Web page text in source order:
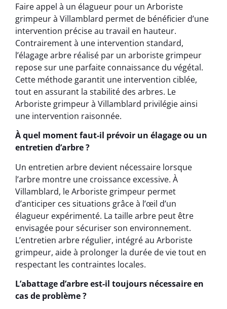
Faire appel à un élagueur pour un Arboriste
grimpeur à Villamblard permet de bénéficier d’une
intervention précise au travail en hauteur.
Contrairement à une intervention standard,
l’élagage arbre réalisé par un arboriste grimpeur
repose sur une parfaite connaissance du végétal.
Cette méthode garantit une intervention ciblée,
tout en assurant la stabilité des arbres. Le
Arboriste grimpeur à Villamblard privilégie ainsi
une intervention raisonnée.
À quel moment faut-il prévoir un élagage ou un
entretien d’arbre ?
Un entretien arbre devient nécessaire lorsque
l’arbre montre une croissance excessive. À
Villamblard, le Arboriste grimpeur permet
d’anticiper ces situations grâce à l’œil d’un
élagueur expérimenté. La taille arbre peut être
envisagée pour sécuriser son environnement.
L’entretien arbre régulier, intégré au Arboriste
grimpeur, aide à prolonger la durée de vie tout en
respectant les contraintes locales.
L’abattage d’arbre est-il toujours nécessaire en
cas de problème ?